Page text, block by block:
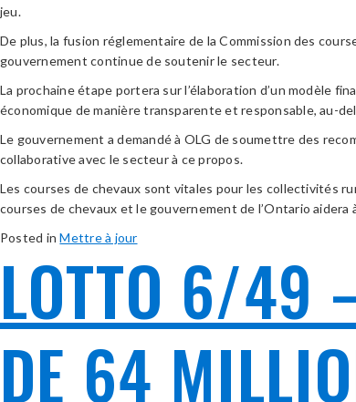
jeu.
De plus, la fusion réglementaire de la Commission des
gouvernement continue de soutenir le secteur.
La prochaine étape portera sur l’élaboration d’un modèle
économique de manière transparente et responsable, au-
Le gouvernement a demandé à OLG de soumettre des
collaborative avec le secteur à ce propos.
Les courses de chevaux sont vitales pour les collectivités
courses de chevaux et le gouvernement de l’Ontario
Posted inMettre à jour
LOTTO 6/49
DE 64